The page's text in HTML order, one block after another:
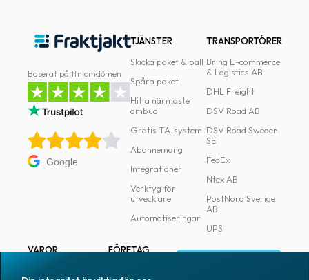
Baserat på 1tn omdömen
Google
TJÄNSTER
Skicka paket & pall
Spåra paket
Hitta närmaste
ombud
Gratis TA-system
Abonnemang
Integrationer
Verktyg för
utvecklare
Automatiseringar
TRANSPORTÖRER
Bring E-commerce
& Logistics AB
DHL Freight
DSV Road AB
DSV Road Sweden
SE
FedEx
Ntex AB
PostNord Sverige
AB
UPS
VAROR
FÖRETAG